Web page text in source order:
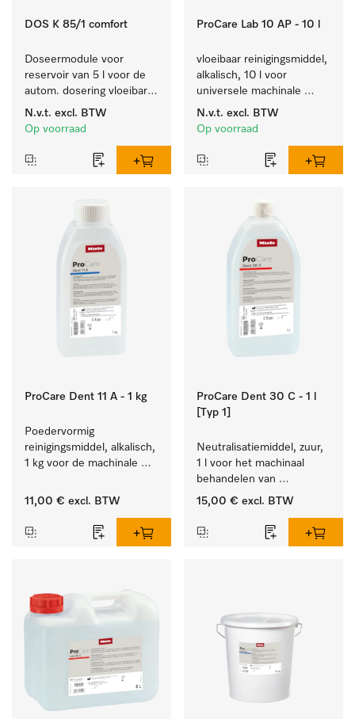
DOS K 85/1 comfort
Doseermodule voor
reservoir van 5 l voor de
autom. dosering vloeibare
reinigingsmiddelen, met
niveaudetectie.
N.v.t. excl. BTW
Op voorraad
ProCare Lab 10 AP - 10 l
vloeibaar reinigingsmiddel,
alkalisch, 10 l voor
universele machinale
reiniging van
laboratoriumglaswerk en -
N.v.t. excl. BTW
Op voorraad
ProCare Dent 11 A - 1 kg
Poedervormig
reinigingsmiddel, alkalisch,
1 kg voor de machinale
tandheelkundige
11,00 € excl. BTW
ProCare Dent 30 C - 1 l
[Typ 1]
Neutralisatiemiddel, zuur,
1 l voor het machinaal
behandelen van
tandheelkundige- en
15,00 € excl. BTW